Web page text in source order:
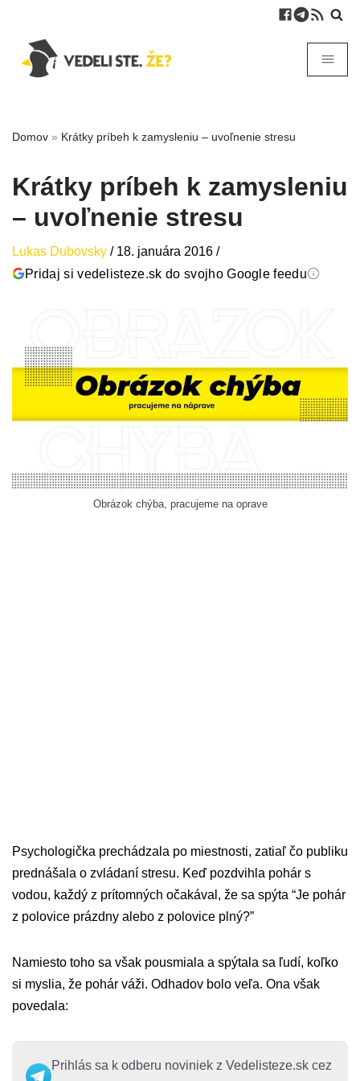
Domov » Krátky príbeh k zamysleniu – uvoľnenie stresu
Krátky príbeh k zamysleniu
– uvoľnenie stresu
Lukas Dubovsky / 18. januára 2016 /
Pridaj si vedelisteze.sk do svojho Google feedu
Obrázok chýba, pracujeme na oprave
Psychologička prechádzala po miestnosti, zatiaľ čo publiku
prednášala o zvládaní stresu. Keď pozdvihla pohár s
vodou, každý z prítomných očakával, že sa spýta “Je pohár
z polovice prázdny alebo z polovice plný?”
Namiesto toho sa však pousmiala a spýtala sa ľudí, koľko
si myslia, že pohár váži. Odhadov bolo veľa. Ona však
povedala:
Prihlás sa k odberu noviniek z Vedelisteze.sk cez